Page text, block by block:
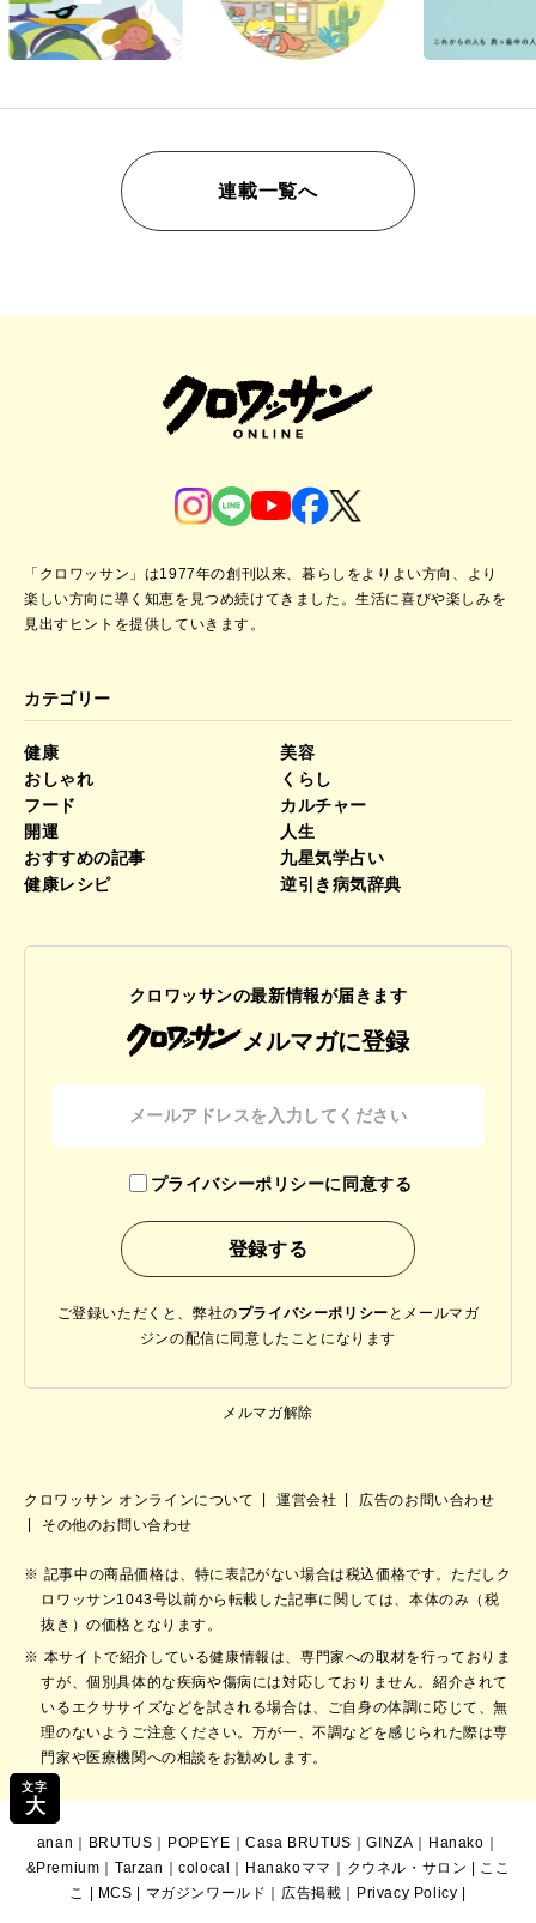
文字
大
連載一覧へ
「クロワッサン」は1977年の創刊以来、暮らしをよりよい方向、より
楽しい方向に導く知恵を見つめ続けてきました。生活に喜びや楽しみを
見出すヒントを提供していきます。
カテゴリー
健康
美容
おしゃれ
くらし
フード
カルチャー
開運
人生
おすすめの記事
九星気学占い
健康レシピ
逆引き病気辞典
クロワッサンの最新情報が届きます
メルマガに登録
プライバシーポリシーに同意する
ご登録いただくと、弊社のプライバシーポリシー と メールマガ
ジンの配信に同意したことになります
メルマガ解除
クロワッサン オンラインについて 運営会社
広告のお問い合わせ
その他のお問い合わせ
記事中の商品価格は、特に表記がない場合は税込価格です。ただしク
ロワッサン1043号以前から転載した記事に関しては、本体のみ（税
抜き）の価格となります。
本サイトで紹介している健康情報は、専門家への取材を行っておりま
すが、個別具体的な疾病や傷病には対応しておりません。紹介されて
いるエクササイズなどを試される場合は、ご自身の体調に応じて、無
理のないようご注意ください。万が一、不調などを感じられた際は専
門家や医療機関への相談をお勧めします。
anan ｜ BRUTUS ｜ POPEYE ｜Casa BRUTUS ｜GINZA ｜ Hanako ｜
&Premium ｜Tarzan ｜colocal ｜ Hanakoママ ｜ クウネル・サロン | ここ
こ
| MCS | マガジンワールド ｜ 広告掲載 ｜ Privacy Policy |